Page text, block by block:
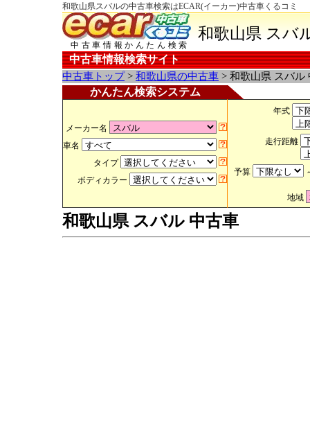
和歌山県スバルの中古車検索はECAR(イーカー)中古車くるコミ
中古車情報かんたん検索
和歌山県 スバ
中古車情報検索サイト
中古車トップ> 和歌山県の中古車 > 和歌山県 スバル
かんたん検索システム
メーカー名
車名
タイプ
ボディカラー
年式
走行距離
予算
地域
和歌山県 スバル 中古車